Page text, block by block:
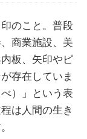
のこと。普段
商業施設、美
板、矢印やピ
存在していま
）」という表
は人間の生き